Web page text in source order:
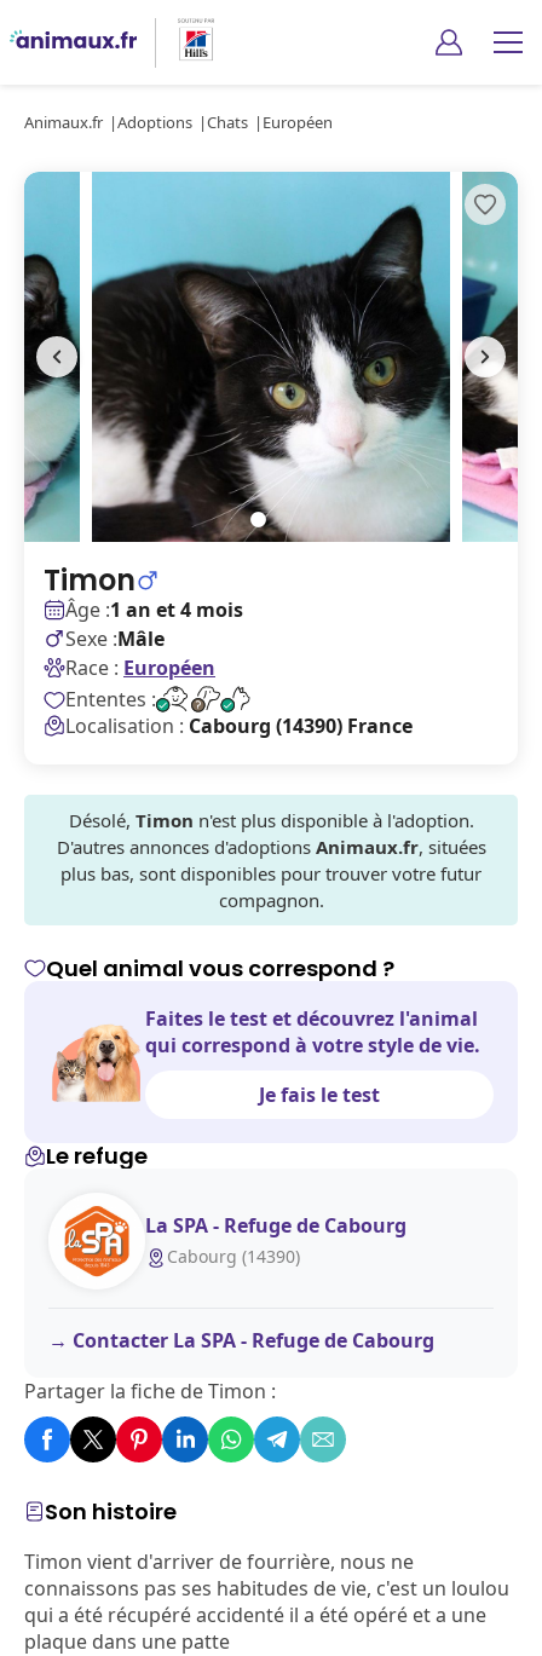
Animaux.fr Adoptions Chats Européen
Timon
Âge :1 an et 4 mois
Sexe :Mâle
Race : Européen
Ententes :
Localisation : Cabourg (14390) France
Désolé, Timon n'est plus disponible à l'adoption.
D'autres annonces d'adoptions Animaux.fr, situées
plus bas, sont disponibles pour trouver votre futur
compagnon.
Son histoire
Timon vient d'arriver de fourrière, nous ne
connaissons pas ses habitudes de vie, c'est un loulou
qui a été récupéré accidenté il a été opéré et a une
plaque dans une patte
Quel animal vous correspond ?
Faites le test et découvrez l'animal
qui correspond à votre style de vie.
Je fais le test
Le refuge
La SPA - Refuge de Cabourg
Cabourg (14390)
Contacter La SPA - Refuge de Cabourg
Partager la fiche de Timon :